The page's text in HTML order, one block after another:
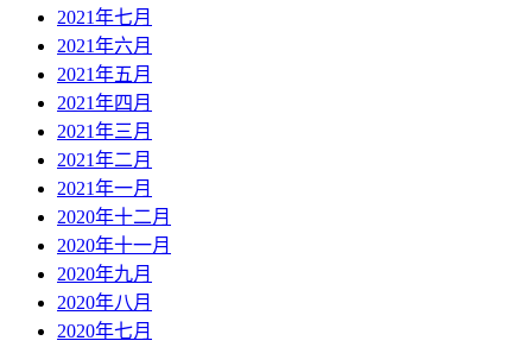
2021年七月
2021年六月
2021年五月
2021年四月
2021年三月
2021年二月
2021年一月
2020年十二月
2020年十一月
2020年九月
2020年八月
2020年七月